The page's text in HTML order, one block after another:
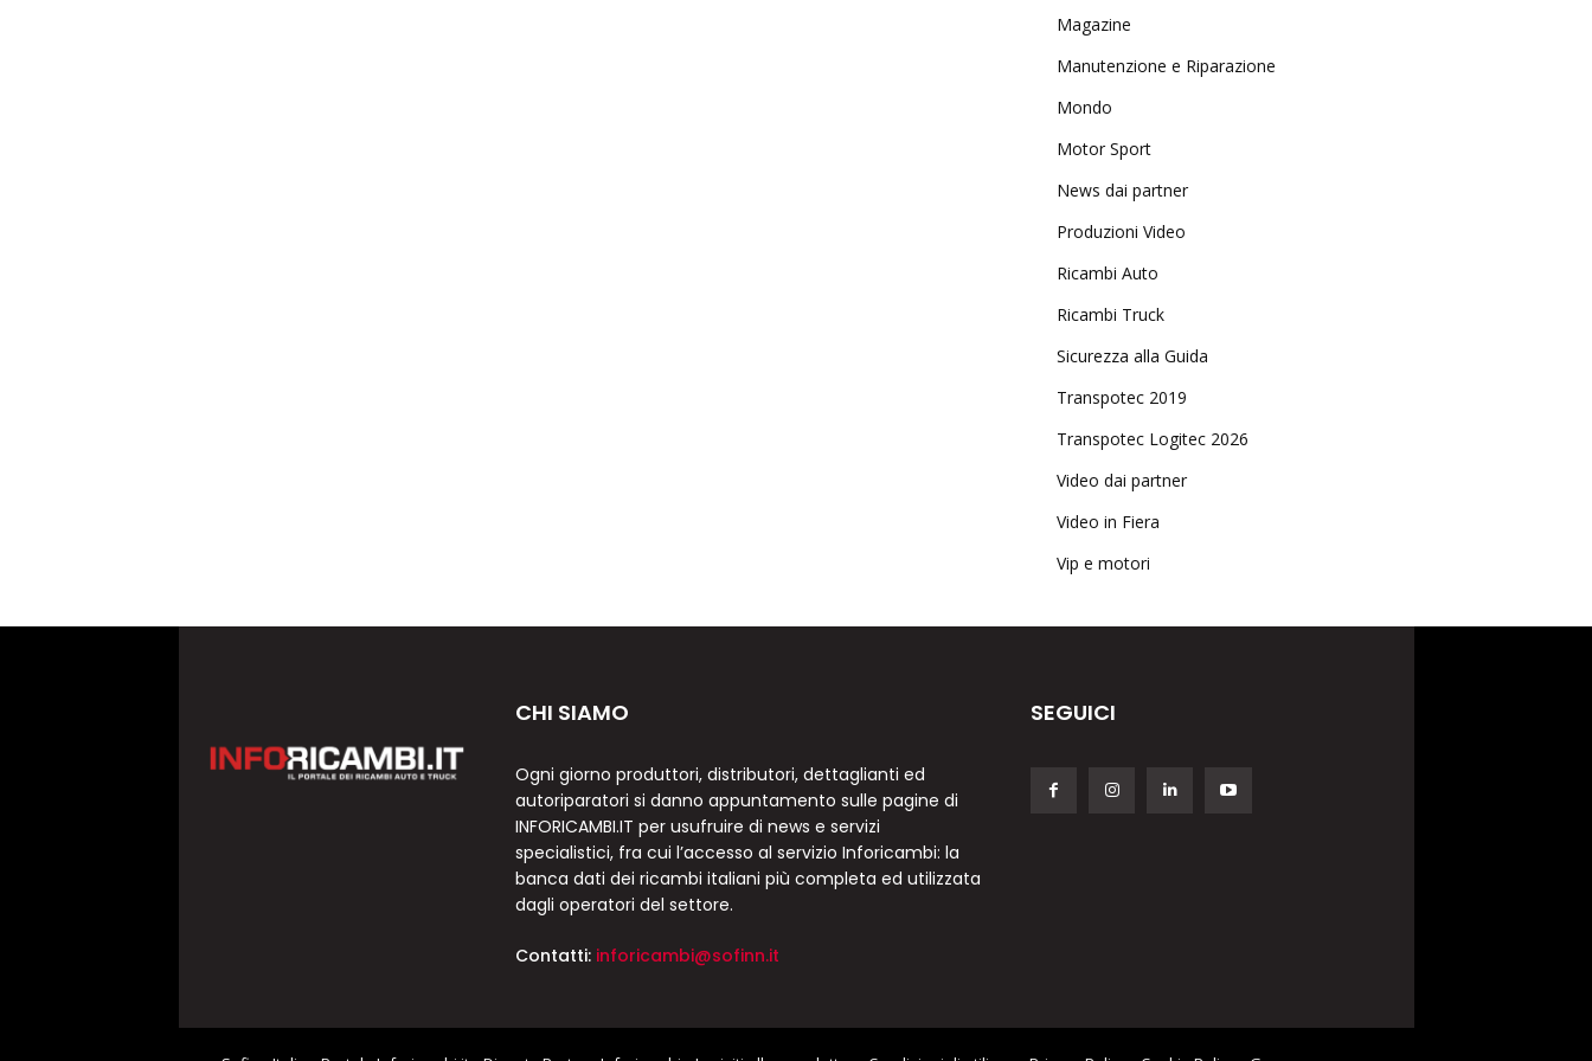
Magazine
Manutenzione e Riparazione
Mondo
Motor Sport
News dai partner
Produzioni Video
Ricambi Auto
Ricambi Truck
Sicurezza alla Guida
Transpotec 2019
Transpotec Logitec 2026
Video dai partner
Video in Fiera
Vip e motori
CHI SIAMO
Ogni giorno produttori, distributori, dettaglianti ed
autoriparatori si danno appuntamento sulle pagine di
INFORICAMBI.IT per usufruire di news e servizi
specialistici, fra cui l’accesso al servizio Inforicambi: la
banca dati dei ricambi italiani più completa ed utilizzata
dagli operatori del settore.
Contatti: inforicambi@sofinn.it
SEGUICI